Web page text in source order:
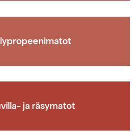
ja räsymatot